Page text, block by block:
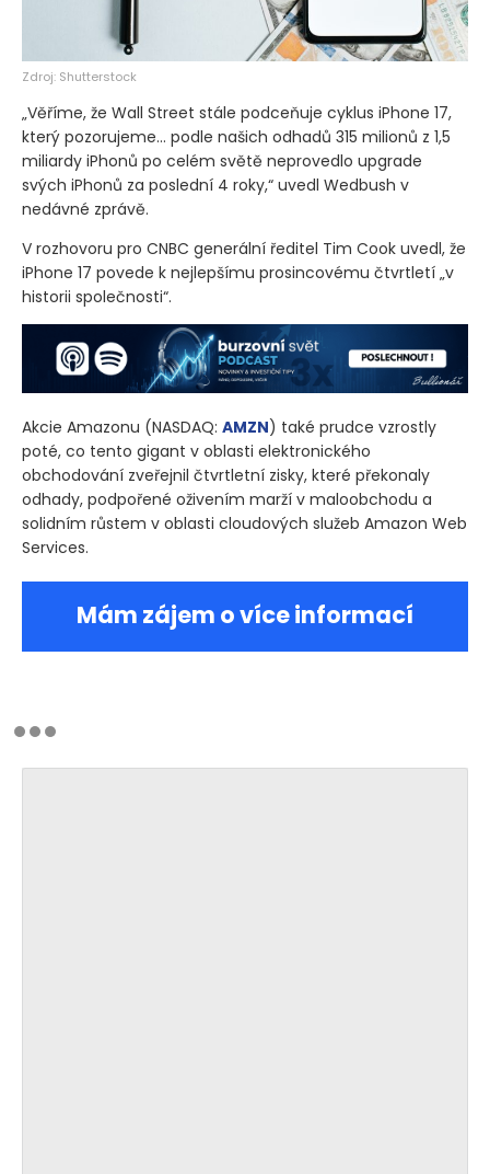
Zdroj: Shutterstock
„Věříme, že Wall Street stále podceňuje cyklus iPhone 17,
který pozorujeme… podle našich odhadů 315 milionů z 1,5
miliardy iPhonů po celém světě neprovedlo upgrade
svých iPhonů za poslední 4 roky,“ uvedl Wedbush v
nedávné zprávě.
V rozhovoru pro CNBC generální ředitel Tim Cook uvedl, že
iPhone 17 povede k nejlepšímu prosincovému čtvrtletí „v
historii společnosti“.
Akcie Amazonu (NASDAQ: AMZN) také prudce vzrostly
poté, co tento gigant v oblasti elektronického
obchodování zveřejnil čtvrtletní zisky, které překonaly
odhady, podpořené oživením marží v maloobchodu a
solidním růstem v oblasti cloudových služeb Amazon Web
Services.
Mám zájem o více informací